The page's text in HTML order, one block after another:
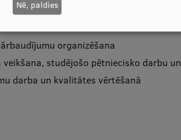
organizēšana
studējošo pētniecisko darbu
darba un kvalitātes vērtēšanā
Nē, paldies